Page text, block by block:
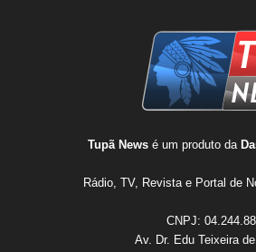
Tupã News é um produto da
Rádio, TV, Revista e Portal de
CNPJ:
Av. Dr. Edu Teixeira